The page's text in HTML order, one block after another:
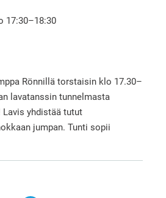
17:30–18:30
Rönnillä torstaisin klo 17.30–
lavatanssin tunnelmasta
Lavis yhdistää tutut
jumpan. Tunti sopii